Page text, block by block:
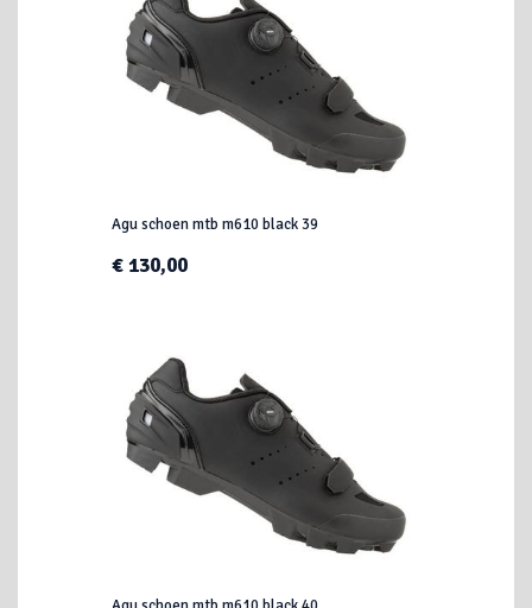
Agu schoen mtb m610 black 39
€ 130,00